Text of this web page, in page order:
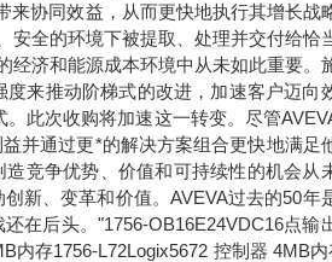
来协同效益，从而更快地执行其增长战
安全的环境下被提取、处理并交付给恰
经济和能源成本环境中从未如此重要。
来推动阶梯式的改进，加速客户迈向
此次收购将加速这一转变。尽管
并通过更*的解决方案组合更快地满足
竞争优势、价值和可持续性的机会从
新、变革和价值。AVEVA过去的50年
在后头。"1756-OB16E24VDC16点输
内存1756-L72Logix5672 控制器 4MB内